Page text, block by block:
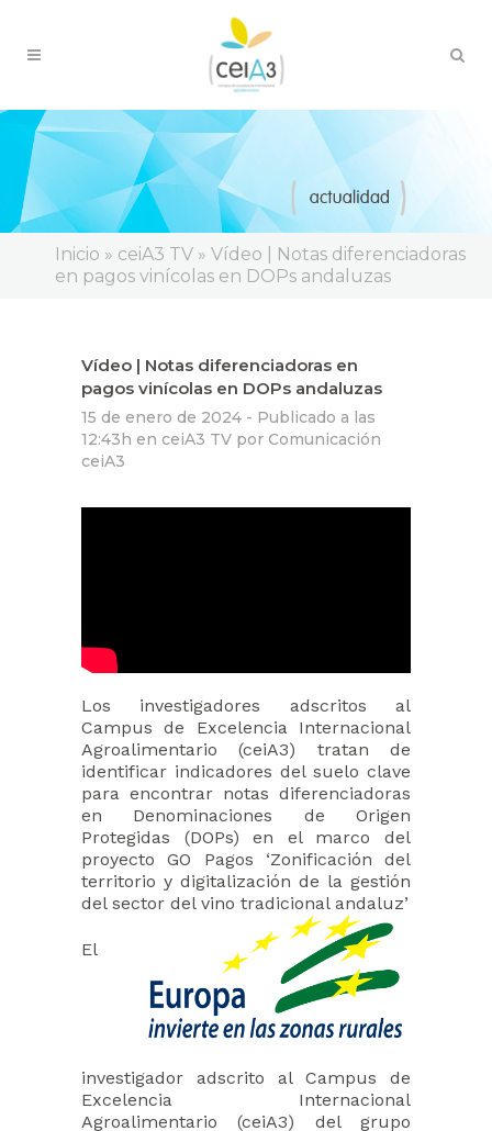
Inicio » ceiA3 TV » Vídeo | Notas diferenciadoras
en pagos vinícolas en DOPs andaluzas
Vídeo | Notas diferenciadoras en
pagos vinícolas en DOPs andaluzas
15 de enero de 2024 - Publicado a las
12:43h en ceiA3 TV por Comunicación
ceiA3
Los investigadores adscritos al
Campus de Excelencia Internacional
Agroalimentario (ceiA3) tratan de
identificar indicadores del suelo clave
para encontrar notas diferenciadoras
en Denominaciones de Origen
Protegidas (DOPs) en el marco del
proyecto GO Pagos ‘Zonificación del
territorio y digitalización de la gestión
del sector del vino tradicional andaluz’
El
investigador adscrito al Campus de
Excelencia Internacional
Agroalimentario (ceiA3) del grupo